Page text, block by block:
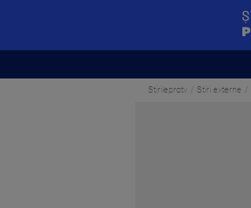
Stirileprotv Stiri externe